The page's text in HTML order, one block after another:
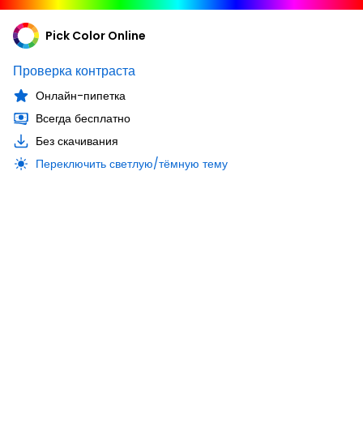
Pick Color Online
Проверка контраста
Онлайн-пипетка
Всегда бесплатно
Без скачивания
Переключить светлую/тёмную тему